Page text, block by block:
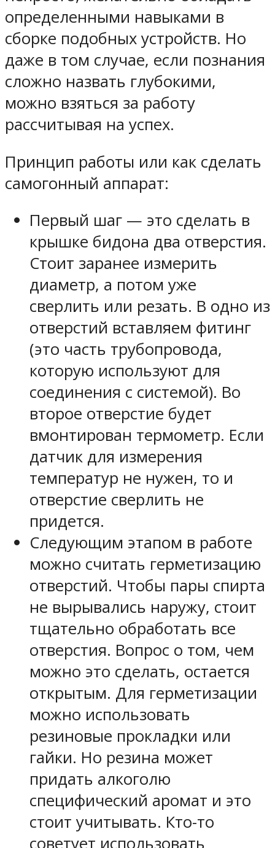
определенными навыками в
сборке подобных устройств. Но
даже в том случае, если познания
сложно назвать глубокими,
можно взяться за работу
рассчитывая на успех.
Принцип работы или как сделать
самогонный аппарат:
Первый шаг — это сделать в
крышке бидона два отверстия.
Стоит заранее измерить
диаметр, а потом уже
сверлить или резать. В одно из
отверстий вставляем фитинг
(это часть трубопровода,
которую используют для
соединения с системой). Во
второе отверстие будет
вмонтирован термометр. Если
датчик для измерения
температур не нужен, то и
отверстие сверлить не
придется.
Следующим этапом в работе
можно считать герметизацию
отверстий. Чтобы пары спирта
не вырывались наружу, стоит
тщательно обработать все
отверстия. Вопрос о том, чем
можно это сделать, остается
открытым. Для герметизации
можно использовать
резиновые прокладки или
гайки. Но резина может
придать алкоголю
специфический аромат и это
стоит учитывать. Кто-то
советует использовать